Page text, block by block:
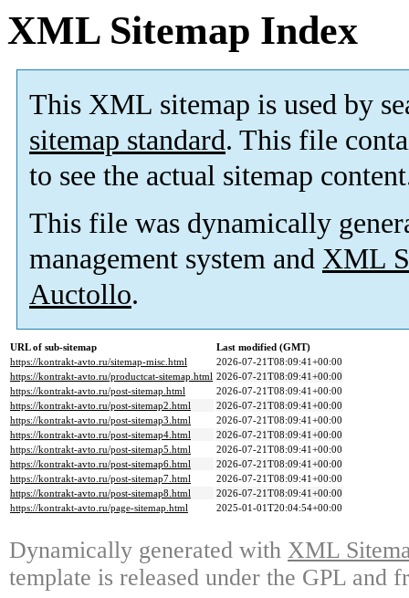
XML Sitemap Index
This XML sitemap is used by
sitemap standard. This file
to see the actual sitemap
This file was dynamically
management system and XML
Auctollo.
URL of sub-sitemap
Last modified (GMT)
https://kontrakt-avto.ru/sitemap-misc.html
2026-07-21T08:09:41+00:00
https://kontrakt-avto.ru/productcat-sitemap.html 2026-07-21T08:09:41+00:00
https://kontrakt-avto.ru/post-sitemap.html
2026-07-21T08:09:41+00:00
https://kontrakt-avto.ru/post-sitemap2.html
2026-07-21T08:09:41+00:00
https://kontrakt-avto.ru/post-sitemap3.html
2026-07-21T08:09:41+00:00
https://kontrakt-avto.ru/post-sitemap4.html
2026-07-21T08:09:41+00:00
https://kontrakt-avto.ru/post-sitemap5.html
2026-07-21T08:09:41+00:00
https://kontrakt-avto.ru/post-sitemap6.html
2026-07-21T08:09:41+00:00
https://kontrakt-avto.ru/post-sitemap7.html
2026-07-21T08:09:41+00:00
https://kontrakt-avto.ru/post-sitemap8.html
2026-07-21T08:09:41+00:00
https://kontrakt-avto.ru/page-sitemap.html
2025-01-01T20:04:54+00:00
Dynamically generated with XML
template is released under the GPL and